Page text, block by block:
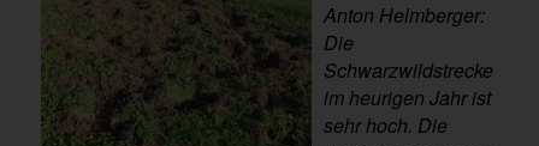
Anton Helmberger:
Die
Schwarzwildstrecke
im heurigen Jahr ist
sehr hoch. Die